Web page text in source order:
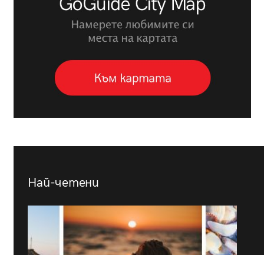
Най-четени